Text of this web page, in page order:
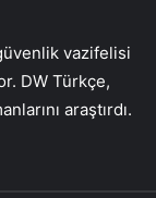
vazifelisi
DW Türkçe,
araştırdı.